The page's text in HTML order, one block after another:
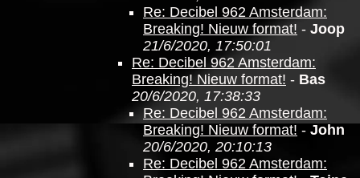
Re: Decibel 962 Amsterdam:
Breaking! Nieuw format! - Joop
21/6/2020, 17:50:01
Re: Decibel 962 Amsterdam:
Breaking! Nieuw format! - Bas
20/6/2020, 17:38:33
Re: Decibel 962 Amsterdam:
Breaking! Nieuw format! - John
20/6/2020, 20:10:13
Re: Decibel 962 Amsterdam: